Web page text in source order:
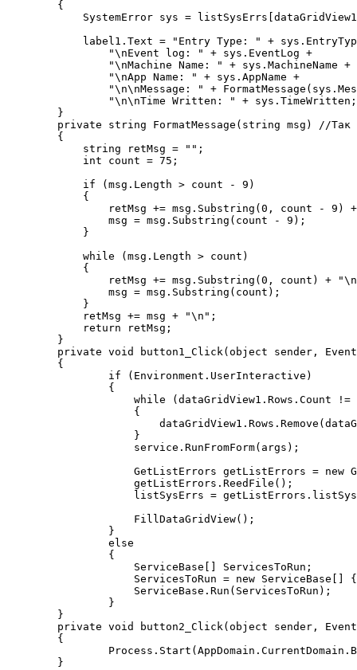
        {
SystemError sys =
label1.Text = "Entry Type: " +
                "\nEvent log: " + sys.EventLog +
                "\nMachine Name: " + sys.MachineName +
                "\nApp Name: " + sys.AppName +
"\n\nMessage: " +
                "\n\nTime Written: " + sys.TimeWritten;
        }
private string FormatMessage(string msg) //
        {
            string retMsg = "";
            int count = 75;
            if (msg.Length > count - 9)
            {
retMsg += msg.Substring(0, count - 9)
                msg = msg.Substring(count - 9);
            }
            while (msg.Length > count)
            {
retMsg += msg.Substring(0, count) +
                msg = msg.Substring(count);
            }
            retMsg += msg + "\n";
            return retMsg;
        }
private void button1_Click(object sender,
        {
                if (Environment.UserInteractive)
                {
while (dataGridView1.Rows.Count !=
                    {
                    }
                    service.RunFromForm(args);
GetListErrors getListErrors = new
                    getListErrors.ReedFile();
listSysErrs =
                    FillDataGridView();
                }
                else
                {
                    ServiceBase[] ServicesToRun;
ServicesToRun = new ServiceBase[]
                    ServiceBase.Run(ServicesToRun);
                }
        }
private void button2_Click(object sender,
        {
        }